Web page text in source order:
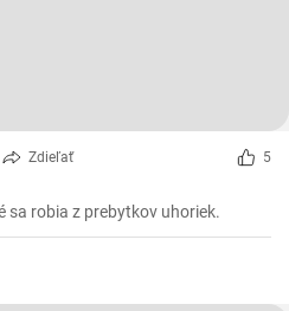
Zdieľať 5
sa robia z prebytkov uhoriek.